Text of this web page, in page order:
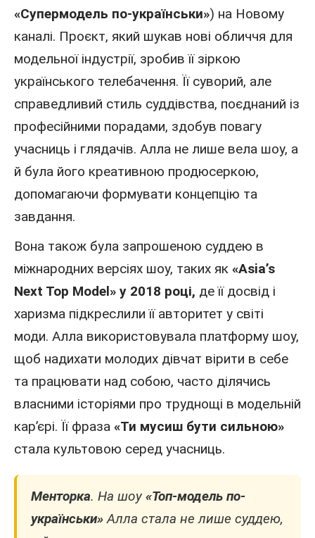
«Супермодель по-українськи») на Новому
каналі. Проєкт, який шукав нові обличчя для
модельної індустрії, зробив її зіркою
українського телебачення. Її суворий, але
справедливий стиль суддівства, поєднаний із
професійними порадами, здобув повагу
учасниць і глядачів. Алла не лише вела шоу, а
й була його креативною продюсеркою,
допомагаючи формувати концепцію та
завдання.
Вона також була запрошеною суддею в
міжнародних версіях шоу, таких як «Asia’s
Next Top Model» у 2018 році, де її досвід і
харизма підкреслили її авторитет у світі
моди. Алла використовувала платформу шоу,
щоб надихати молодих дівчат вірити в себе
та працювати над собою, часто ділячись
власними історіями про труднощі в модельній
кар’єрі. Її фраза «Ти мусиш бути сильною»
стала культовою серед учасниць.
Менторка. На шоу «Топ-модель по-
українськи»Алла стала не лише суддею,